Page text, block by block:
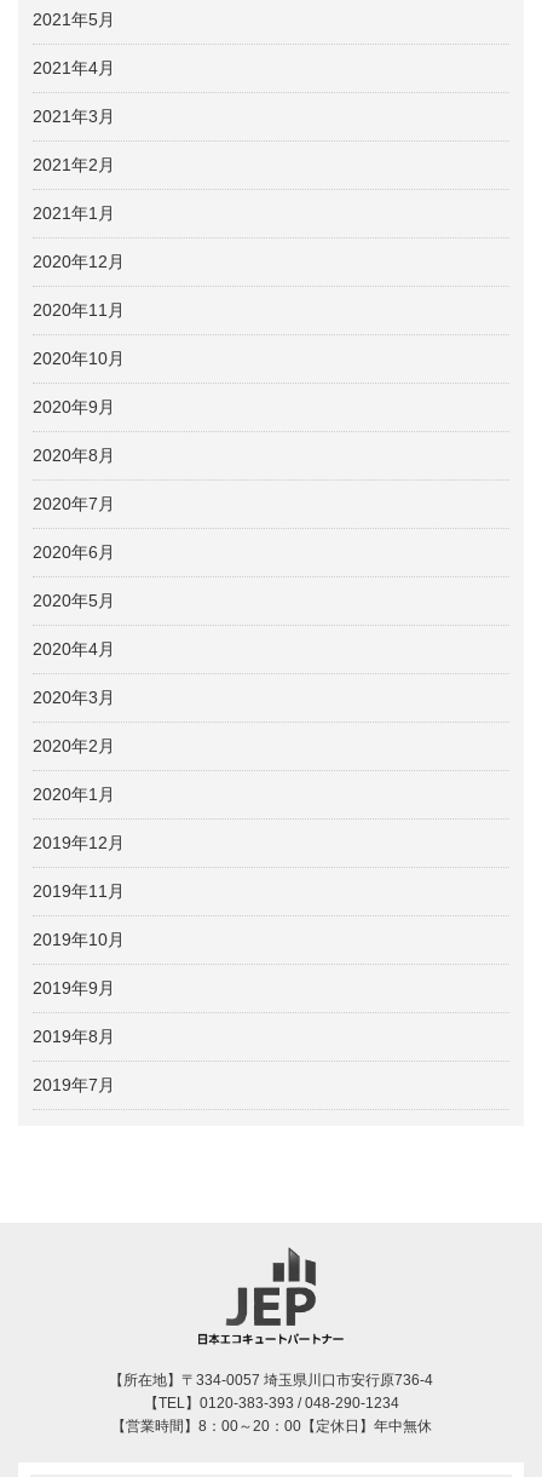
2021年5月
2021年4月
2021年3月
2021年2月
2021年1月
2020年12月
2020年11月
2020年10月
2020年9月
2020年8月
2020年7月
2020年6月
2020年5月
2020年4月
2020年3月
2020年2月
2020年1月
2019年12月
2019年11月
2019年10月
2019年9月
2019年8月
2019年7月
【所在地】〒334-0057 埼玉県川口市安行原736-4
【TEL】0120-383-393 / 048-290-1234
【営業時間】8：00～20：00【定休日】年中無休